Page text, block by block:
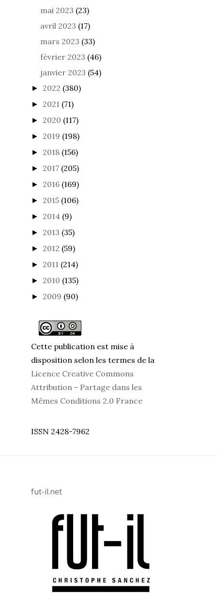
mai 2023 (23)
avril 2023 (17)
mars 2023 (33)
février 2023 (46)
janvier 2023 (54)
► 2022 (380)
► 2021 (71)
► 2020 (117)
► 2019 (198)
► 2018 (156)
► 2017 (205)
► 2016 (169)
► 2015 (106)
► 2014 (9)
► 2013 (35)
► 2012 (59)
► 2011 (214)
► 2010 (135)
► 2009 (90)
Cette publication est mise à
disposition selon les termes de la
Licence Creative Commons
Attribution - Partage dans les
Mêmes Conditions 2.0 France
ISSN 2428-7962
fut-il.net